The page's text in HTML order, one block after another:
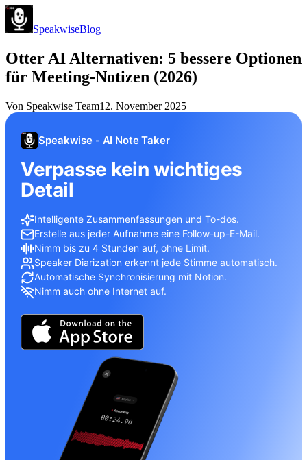
SpeakwiseBlog
Otter AI Alternativen: 5 bessere Optionen
für Meeting-Notizen (2026)
Von Speakwise Team12. November 2025
Speakwise - AI Note Taker
Verpasse kein wichtiges
Detail
Intelligente Zusammenfassungen und To-dos.
Erstelle aus jeder Aufnahme eine Follow-up-E-Mail.
Nimm bis zu 4 Stunden auf, ohne Limit.
Speaker Diarization erkennt jede Stimme automatisch.
Automatische Synchronisierung mit Notion.
Nimm auch ohne Internet auf.